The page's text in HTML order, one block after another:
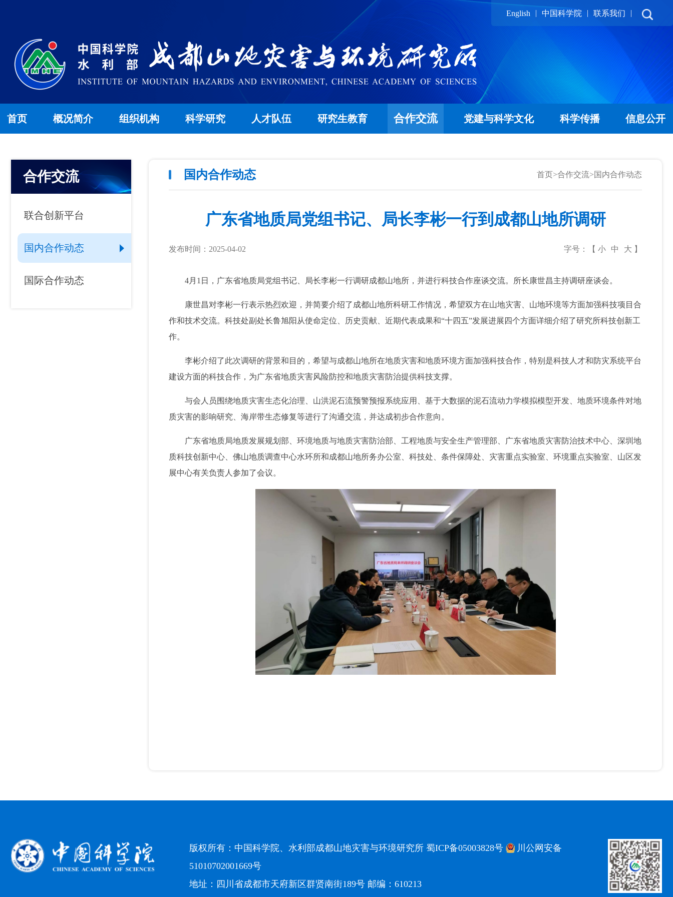
English | 中国科学院 | 联系我们 |
首页 概况简介 组织机构 科学研究 人才队伍 研究生教育 合作交流 党建与科学文化 科学传播 信息公开
合作交流
联合创新平台
国内合作动态
国际合作动态
国内合作动态 首页>合作交流>国内合作动态
广东省地质局党组书记、局长李彬一行到成都山地所调研
发布时间：2025-04-02 字号：【 小 中 大 】
4月1日，广东省地质局党组书记、局长李彬一行调研成都山地所，并进行科技合作座谈交流。所长康世昌主持调研座谈会。
康世昌对李彬一行表示热烈欢迎，并简要介绍了成都山地所科研工作情况，希望双方在山地灾害、山地环境等方面加强科技项目合
作和技术交流。科技处副处长鲁旭阳从使命定位、历史贡献、近期代表成果和“十四五”发展进展四个方面详细介绍了研究所科技创新工
作。
李彬介绍了此次调研的背景和目的，希望与成都山地所在地质灾害和地质环境方面加强科技合作，特别是科技人才和防灾系统平台
建设方面的科技合作，为广东省地质灾害风险防控和地质灾害防治提供科技支撑。
与会人员围绕地质灾害生态化治理、山洪泥石流预警预报系统应用、基于大数据的泥石流动力学模拟模型开发、地质环境条件对地
质灾害的影响研究、海岸带生态修复等进行了沟通交流，并达成初步合作意向。
广东省地质局地质发展规划部、环境地质与地质灾害防治部、工程地质与安全生产管理部、广东省地质灾害防治技术中心、深圳地
质科技创新中心、佛山地质调查中心水环所和成都山地所务办公室、科技处、条件保障处、灾害重点实验室、环境重点实验室、山区发
展中心有关负责人参加了会议。
版权所有：中国科学院、水利部成都山地灾害与环境研究所 蜀ICP备05003828号
川公网安备
51010702001669号
地址：四川省成都市天府新区群贤南街189号 邮编：610213